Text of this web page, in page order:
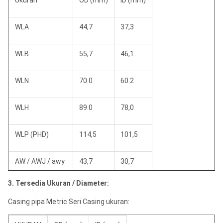
WLA 44,7 37,3
WLB 55,7 46,1
WLN 70.0 60.2
WLH 89.0 78,0
WLP (PHD) 114,5 101,5
AW / AWJ / awy 43,7 30,7
BW / BWJ / BWY 54.0
NW / NWY 66,8 51,0
3. Tersedia Ukuran / Diameter:
Casing pipa Metric Seri Casing ukuran: